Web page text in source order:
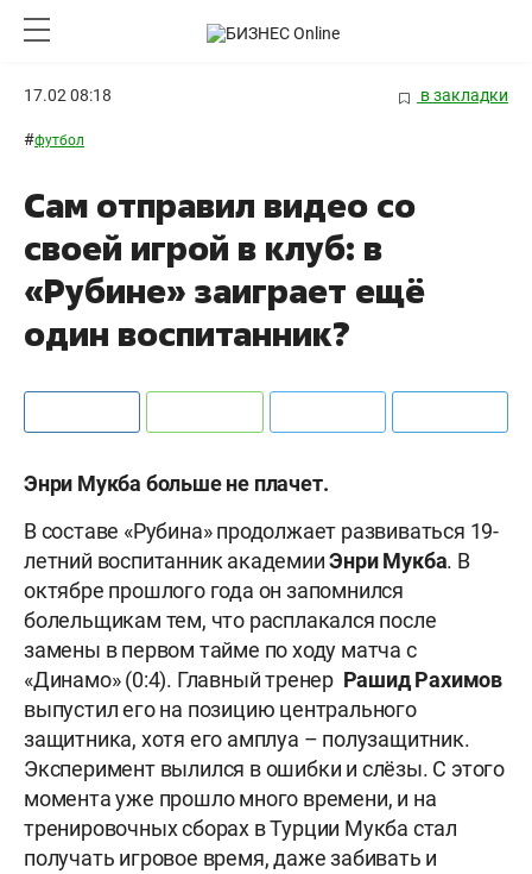
17.02 08:18 в закладки
#футбол
Сам отправил видео со
своей игрой в клуб: в
«Рубине» заиграет ещё
один воспитанник?
Энри Мукба больше не плачет.
В составе «Рубина» продолжает развиваться 19-
летний воспитанник академииЭнри Мукба. В
октябре прошлого года он запомнился
болельщикам тем, что расплакался после
замены в первом тайме по ходу матча с
«Динамо» (0:4). Главный тренер Рашид Рахимов
выпустил его на позицию центрального
защитника, хотя его амплуа – полузащитник.
Эксперимент вылился в ошибки и слёзы. С этого
момента уже прошло много времени, и на
тренировочных сборах в Турции Мукба стал
получать игровое время, даже забивать и